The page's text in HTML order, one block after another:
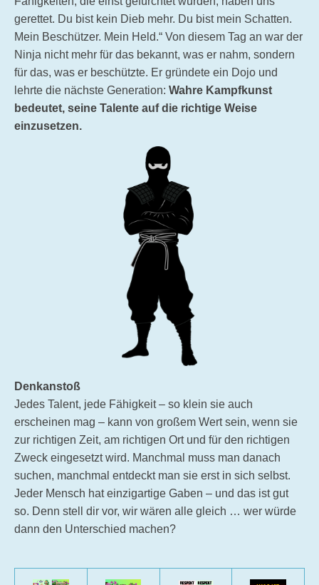
gerettet. Du bist kein Dieb mehr. Du bist mein Schatten.
Mein Beschützer. Mein Held.“ Von diesem Tag an war der
Ninja nicht mehr für das bekannt, was er nahm, sondern
für das, was er beschützte. Er gründete ein Dojo und
lehrte die nächste Generation: Wahre Kampfkunst
bedeutet, seine Talente auf die richtige Weise
einzusetzen.
Denkanstoß
Jedes Talent, jede Fähigkeit – so klein sie auch
erscheinen mag – kann von großem Wert sein, wenn sie
zur richtigen Zeit, am richtigen Ort und für den richtigen
Zweck eingesetzt wird. Manchmal muss man danach
suchen, manchmal entdeckt man sie erst in sich selbst.
Jeder Mensch hat einzigartige Gaben – und das ist gut
so. Denn stell dir vor, wir wären alle gleich … wer würde
dann den Unterschied machen?